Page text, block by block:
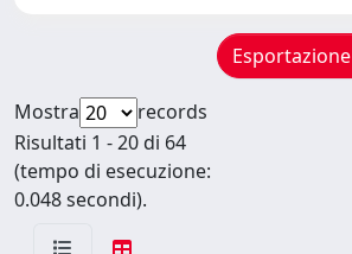
Esportazione
Mostra
records
Risultati 1 - 20 di 64
(tempo di esecuzione:
0.048 secondi).